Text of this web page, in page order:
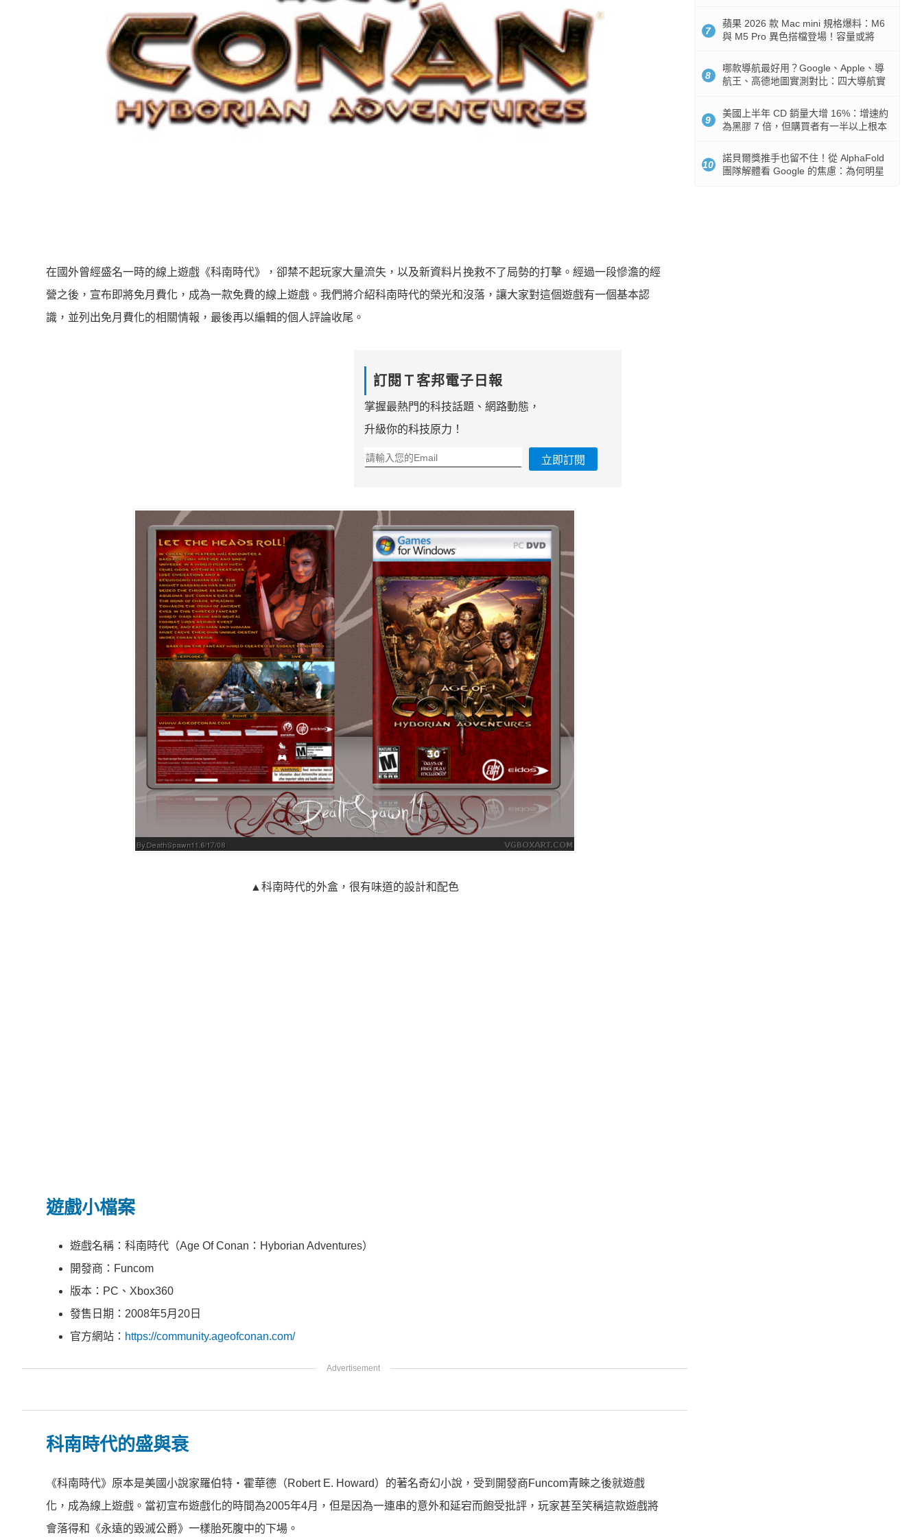
在國外曾經盛名一時的線上遊戲《科南時代》，卻禁不起玩家大量流失，以及新資料片挽救不了局勢的打擊。經過一段慘澹的經
營之後，宣布即將免月費化，成為一款免費的線上遊戲。我們將介紹科南時代的榮光和沒落，讓大家對這個遊戲有一個基本認
識，並列出免月費化的相關情報，最後再以編輯的個人評論收尾。
訂閱Ｔ客邦電子日報
掌握最熱門的科技話題、網路動態，
升級你的科技原力！
立即訂閱
▲科南時代的外盒，很有味道的設計和配色
遊戲小檔案
遊戲名稱：科南時代（Age Of Conan：Hyborian Adventures）
開發商：Funcom
版本：PC、Xbox360
發售日期：2008年5月20日
官方網站： https://community.ageofconan.com/
科南時代的盛與衰
《科南時代》原本是美國小說家羅伯特‧霍華德（Robert E. Howard）的著名奇幻小說，受到開發商Funcom青睞之後就遊戲
化，成為線上遊戲。當初宣布遊戲化的時間為2005年4月，但是因為一連串的意外和延宕而飽受批評，玩家甚至笑稱這款遊戲將
會落得和《永遠的毀滅公爵》一樣胎死腹中的下場。
7
蘋果 2026 款 Mac mini 規格爆料：M6
與 M5 Pro 異色搭檔登場！容量或將
8
哪款導航最好用？Google、Apple、導
航王、高德地圖實測對比：四大導航實
9
美國上半年 CD 銷量大增 16%：增速約
為黑膠 7 倍，但購買者有一半以上根本
10
諾貝爾獎推手也留不住！從 AlphaFold
團隊解體看 Google 的焦慮：為何明星